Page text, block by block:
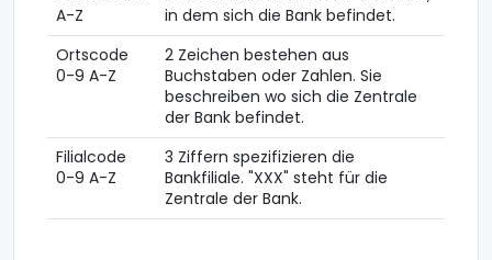
A-Z
in dem sich die Bank befindet.
Ortscode
0-9 A-Z
2 Zeichen bestehen aus
Buchstaben oder Zahlen. Sie
beschreiben wo sich die Zentrale
der Bank befindet.
Filialcode
0-9 A-Z
3 Ziffern spezifizieren die
Bankfiliale. "XXX" steht für die
Zentrale der Bank.